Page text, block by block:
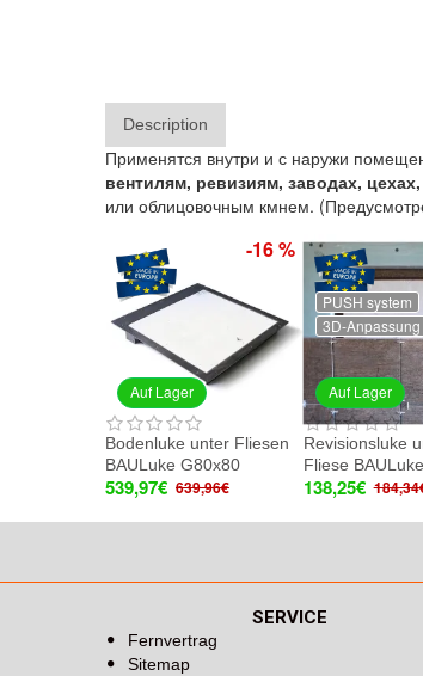
Description
Применятся внутри и с наружи
вентилям, ревизиям, заводах,
или облицовочным кмнем.
-25 %
Revisionsluke unter der
Fliese BAULuke ST40x80
184,34€
Auf Lager
-46 %
Reduziertes
Sechskantschloss
BAULuke F15x15
SERVICE
Fernvertrag
Sitemap